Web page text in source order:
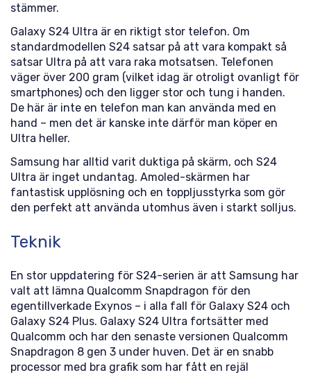
stämmer.
Galaxy S24 Ultra är en riktigt stor telefon. Om
standardmodellen S24 satsar på att vara kompakt så
satsar Ultra på att vara raka motsatsen. Telefonen
väger över 200 gram (vilket idag är otroligt ovanligt för
smartphones) och den ligger stor och tung i handen.
De här är inte en telefon man kan använda med en
hand – men det är kanske inte därför man köper en
Ultra heller.
Samsung har alltid varit duktiga på skärm, och S24
Ultra är inget undantag. Amoled-skärmen har
fantastisk upplösning och en toppljusstyrka som gör
den perfekt att använda utomhus även i starkt solljus.
Teknik
En stor uppdatering för S24-serien är att Samsung har
valt att lämna Qualcomm Snapdragon för den
egentillverkade Exynos – i alla fall för Galaxy S24 och
Galaxy S24 Plus. Galaxy S24 Ultra fortsätter med
Qualcomm och har den senaste versionen Qualcomm
Snapdragon 8 gen 3 under huven. Det är en snabb
processor med bra grafik som har fått en rejäl